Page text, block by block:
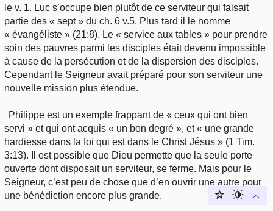
le v. 1. Luc s’occupe bien plutôt de ce serviteur qui faisait
partie des « sept » du ch. 6 v.5. Plus tard il le nomme
« évangéliste » (21:8). Le « service aux tables » pour prendre
soin des pauvres parmi les disciples était devenu impossible
à cause de la persécution et de la dispersion des disciples.
Cependant le Seigneur avait préparé pour son serviteur une
nouvelle mission plus étendue.
Philippe est un exemple frappant de « ceux qui ont bien
servi » et qui ont acquis « un bon degré », et « une grande
hardiesse dans la foi qui est dans le Christ Jésus » (1 Tim.
3:13). Il est possible que Dieu permette que la seule porte
ouverte dont disposait un serviteur, se ferme. Mais pour le
Seigneur, c’est peu de chose que d’en ouvrir une autre pour
une bénédiction encore plus grande.